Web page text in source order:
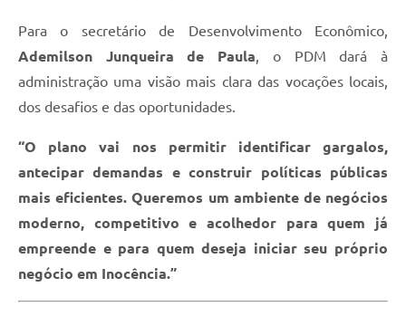
Para o secretário de Desenvolvimento Econômico,
Ademilson Junqueira de Paula, o PDM dará à
administração uma visão mais clara das vocações locais,
dos desafios e das oportunidades.
“O plano vai nos permitir identificar gargalos,
antecipar demandas e construir políticas públicas
mais eficientes. Queremos um ambiente de negócios
moderno, competitivo e acolhedor para quem já
empreende e para quem deseja iniciar seu próprio
negócio em Inocência.”